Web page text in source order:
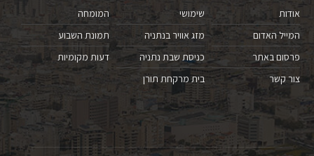
אודות
המייל האדום
פרסום באתר
צור קשר
שימושי
מזג אוויר בנתניה
כניסת שבת נתניה
בית מרקחת תורן
המומחה
תמונת השבוע
דעות מקומיות